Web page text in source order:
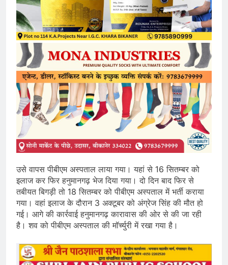
उसे वापस पीबीएम अस्पताल लाया गया। यहां से 16 सितम्बर को
इलाज कर फिर हनुमानगढ़ भेज दिया गया। दो दिन बाद फिर से
तबीयत बिगड़ी तो 18 सितम्बर को पीबीएम अस्पताल में भर्ती कराया
गया। वहां इलाज के दौरान 3 अक्टूबर को अंग्रेज सिंह की मौत हो
गई। आगे की कार्रवाई हनुमानगढ़ कारावास की ओर से की जा रही
है। शव को पीबीएम अस्पताल की मॉर्च्युरी में रखा गया है।